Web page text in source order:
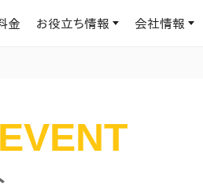
AIロープレ
学習の科学に基づくAIロープレで、
ー記事でご紹介し
金 お役立ち情報
料を無料でご提
会社情報
基本情報